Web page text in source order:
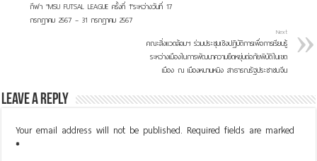
กีฬา “MSU FUTSAL LEAGUE ครั้งที่ 1”ระหว่างวันที่ 17
กรกฎาคม 2567 – 31 กรกฎาคม 2567
Next
คณะสิ่งแวดล้อมฯ ร่วมประชุมเชิงปฏิบัติการเพื่อการเรียนรู้
ระหว่างเมืองในการพัฒนาความยืดหยุ่นต่อภัยพิบัติในเขต
เมือง ณ เมืองหนานหนิง สาธารณรัฐประชาชนจีน
Leave a Reply
Your email address will not be published. Required fields are marked
*